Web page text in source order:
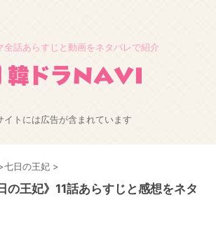
全話あらすじと動画をネタバレで紹介
イトには広告が含まれています
七日の王妃 >
の王妃》11話あらすじと感想をネタ